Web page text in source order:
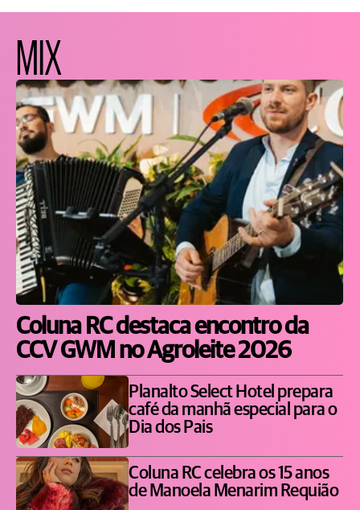
MIX
Coluna RC destaca encontro da
CCV GWM no Agroleite 2026
Planalto Select Hotel prepara
café da manhã especial para o
Dia dos Pais
Coluna RC celebra os 15 anos
de Manoela Menarim Requião